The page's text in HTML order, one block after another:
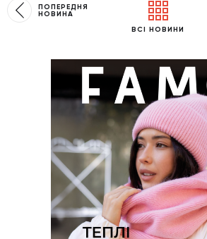
ПОПЕРЕДНЯ
НОВИНА
ВСІ НОВИНИ